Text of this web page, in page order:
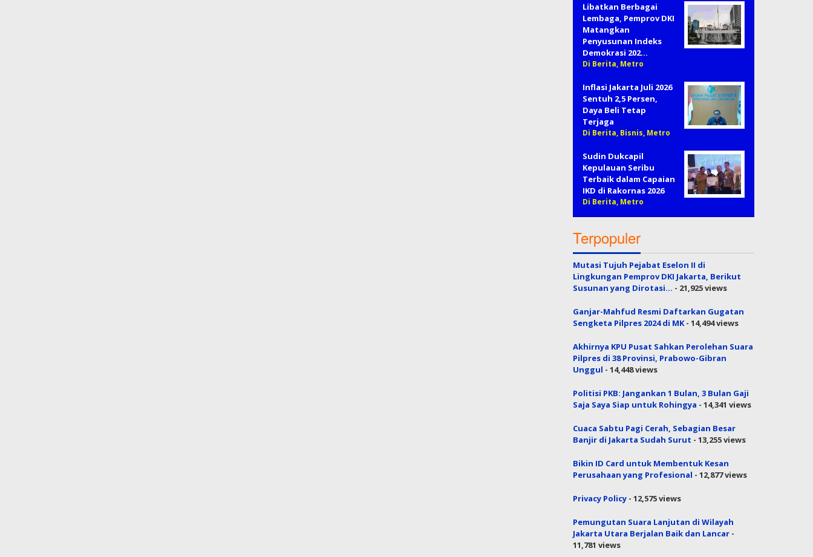
Libatkan Berbagai
Lembaga, Pemprov DKI
Matangkan
Penyusunan Indeks
Demokrasi 202…
Di Berita, Metro
Inflasi Jakarta Juli 2026
Sentuh 2,5 Persen,
Daya Beli Tetap
Terjaga
Di Berita, Bisnis, Metro
Sudin Dukcapil
Kepulauan Seribu
Terbaik dalam Capaian
IKD di Rakornas 2026
Di Berita, Metro
Terpopuler
Mutasi Tujuh Pejabat Eselon II di
Lingkungan Pemprov DKI Jakarta, Berikut
Susunan yang Dirotasi… - 21,925 views
Ganjar-Mahfud Resmi Daftarkan Gugatan
Sengketa Pilpres 2024 di MK- 14,494 views
Akhirnya KPU Pusat Sahkan Perolehan Suara
Pilpres di 38 Provinsi, Prabowo-Gibran
Unggul - 14,448 views
Politisi PKB: Jangankan 1 Bulan, 3 Bulan Gaji
Saja Saya Siap untuk Rohingya - 14,341 views
Cuaca Sabtu Pagi Cerah, Sebagian Besar
Banjir di Jakarta Sudah Surut - 13,255 views
Bikin ID Card untuk Membentuk Kesan
Perusahaan yang Profesional - 12,877 views
Privacy Policy - 12,575 views
Pemungutan Suara Lanjutan di Wilayah
Jakarta Utara Berjalan Baik dan Lancar -
11,781 views